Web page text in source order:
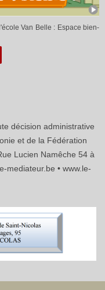
Van Belle : Espace bien-
décision administrative
et de la Fédération
Lucien Namêche 54 à
mediateur.be • www.le-